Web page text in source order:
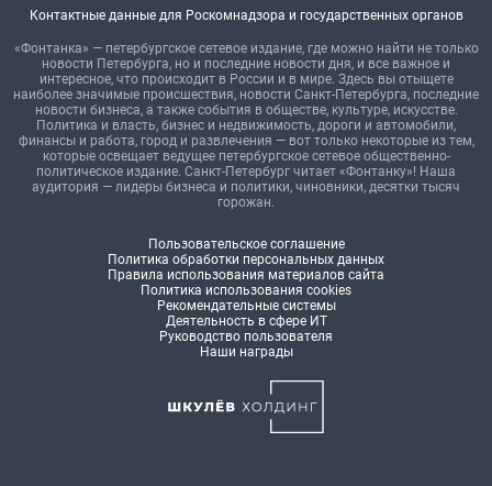
Контактные данные для Роскомнадзора и государственных органов
«Фонтанка» — петербургское сетевое издание, где можно найти не только
новости Петербурга, но и последние новости дня, и все важное и
интересное, что происходит в России и в мире. Здесь вы отыщете
наиболее значимые происшествия, новости Санкт-Петербурга, последние
новости бизнеса, а также события в обществе, культуре, искусстве.
Политика и власть, бизнес и недвижимость, дороги и автомобили,
финансы и работа, город и развлечения — вот только некоторые из тем,
которые освещает ведущее петербургское сетевое общественно-
политическое издание. Санкт-Петербург читает «Фонтанку»! Наша
аудитория — лидеры бизнеса и политики, чиновники, десятки тысяч
горожан.
Пользовательское соглашение
Политика обработки персональных данных
Правила использования материалов сайта
Политика использования cookies
Рекомендательные системы
Деятельность в сфере ИТ
Руководство пользователя
Наши награды